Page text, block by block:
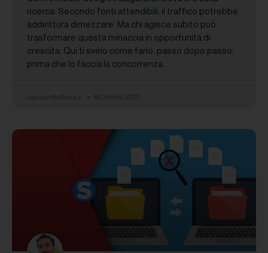
ricerca. Secondo fonti attendibili, il traffico potrebbe
addirittura dimezzare. Ma chi agisce subito può
trasformare questa minaccia in opportunità di
crescita. Qui ti svelo come farlo, passo dopo passo,
prima che lo faccia la concorrenza.